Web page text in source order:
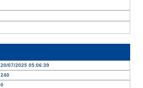
20/07/2025 05:06:39
240
0